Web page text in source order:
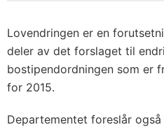
Lovendringen er en
deler av det forslaget til
bostipendordningen som er
for 2015.
Departementet foreslår